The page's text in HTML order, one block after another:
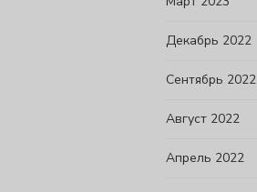
Декабрь 2022
Сентябрь 2022
Август 2022
Апрель 2022